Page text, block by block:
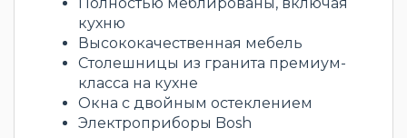
кухню
Высококачественная мебель
Столешницы из гранита премиум-
класса на кухне
Окна с двойным остеклением
Электроприборы Bosh